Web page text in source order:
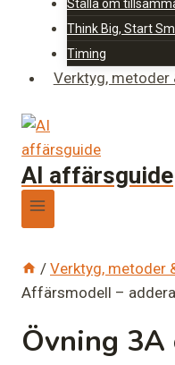
Ställa om
Think Big, Start
Timing
Verktyg, metoder
AI affärsguide
/ Verktyg, metoder
Affärsmodell –
Övning 3A